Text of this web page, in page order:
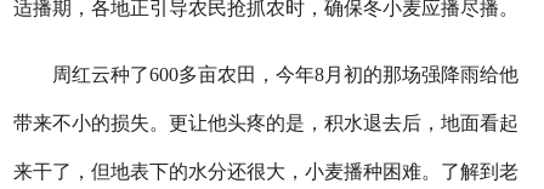
适播期，各地正引导农民抢抓农时，确保冬小麦应播尽播。
周红云种了600多亩农田，今年8月初的那场强降雨给他
带来不小的损失。更让他头疼的是，积水退去后，地面看起
来干了，但地表下的水分还很大，小麦播种困难。了解到老